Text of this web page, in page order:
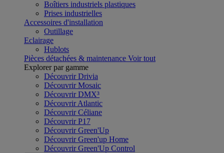
Boîtiers industriels plastiques
Prises industrielles
Accessoires d'installation
Outillage
Eclairage
Hublots
Pièces détachées & maintenance Voir tout
Explorer par gamme
Découvrir Drivia
Découvrir Mosaic
Découvrir DMX³
Découvrir Atlantic
Découvrir Céliane
Découvrir P17
Découvrir Green'Up
Découvrir Green'up Home
Découvrir Green'Up Control